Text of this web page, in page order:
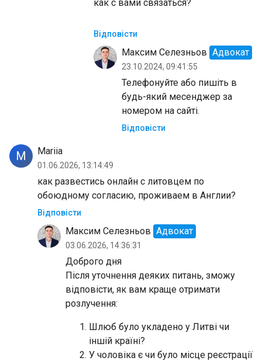
как с вами связаться?
Відповісти
Максим Селезньов Адвокат
23.10.2024, 09:41:55
Телефонуйте або пишіть в
будь-який месенджер за
номером на сайті.
Відповісти
M Mariia
01.06.2026, 13:14:49
как развестись онлайн с литовцем по
обоюдному согласию, проживаем в Англии?
Відповісти
Максим Селезньов Адвокат
03.06.2026, 14:36:31
Доброго дня
Після уточнення деяких питань, зможу
відповісти, як вам краще отримати
розлучення:
Шлюб було укладено у Литві чи
іншій країні?
У чоловіка є чи було місце реєстрації